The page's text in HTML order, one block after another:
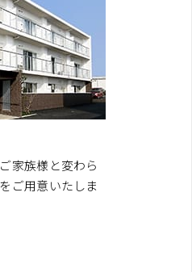
家族様と変わら
ご用意いたしま